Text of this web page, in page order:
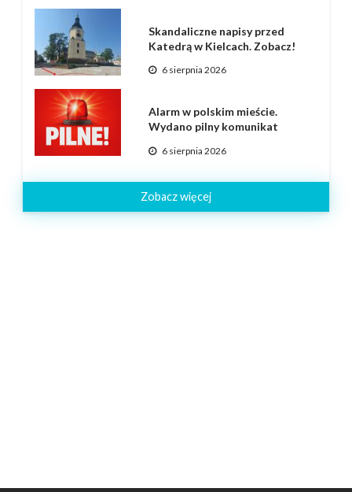
Skandaliczne napisy przed
Katedrą w Kielcach. Zobacz!
6 sierpnia 2026
Alarm w polskim mieście.
Wydano pilny komunikat
6 sierpnia 2026
Zobacz więcej